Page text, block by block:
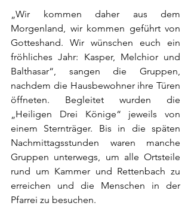
„Wir kommen daher aus dem
Morgenland, wir kommen geführt von
Gotteshand. Wir wünschen euch ein
fröhliches Jahr: Kasper, Melchior und
Balthasar“, sangen die Gruppen,
nachdem die Hausbewohner ihre Türen
öffneten. Begleitet wurden die
„Heiligen Drei Könige“ jeweils von
einem Sternträger. Bis in die späten
Nachmittagsstunden waren manche
Gruppen unterwegs, um alle Ortsteile
rund um Kammer und Rettenbach zu
erreichen und die Menschen in der
Pfarrei zu besuchen.